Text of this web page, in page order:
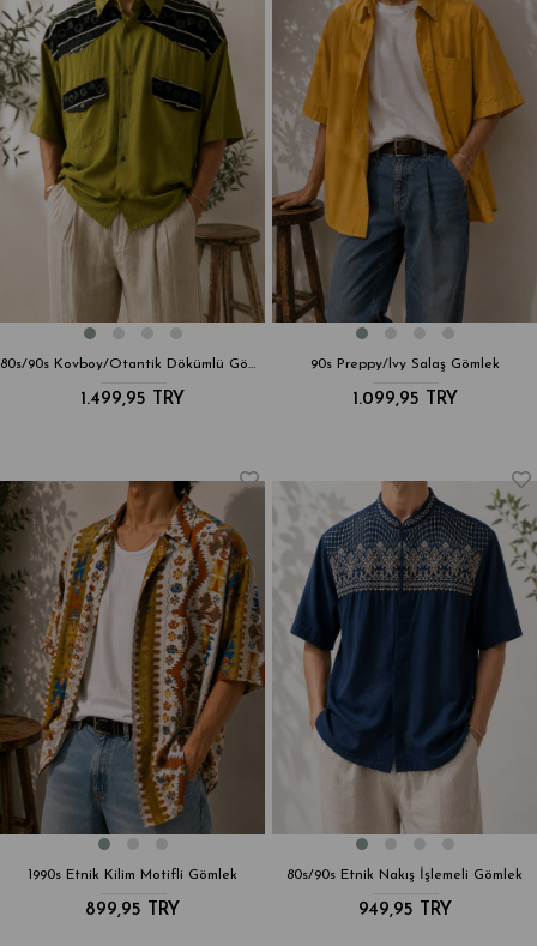
80s/90s Kovboy/Otantik Dökümlü Gömlek
1.499,95 TRY
90s Preppy/lvy Salaş Gömlek
1.099,95 TRY
1990s Etnik Kilim Motifli Gömlek
899,95 TRY
80s/90s Etnik Nakış İşlemeli Gömlek
949,95 TRY